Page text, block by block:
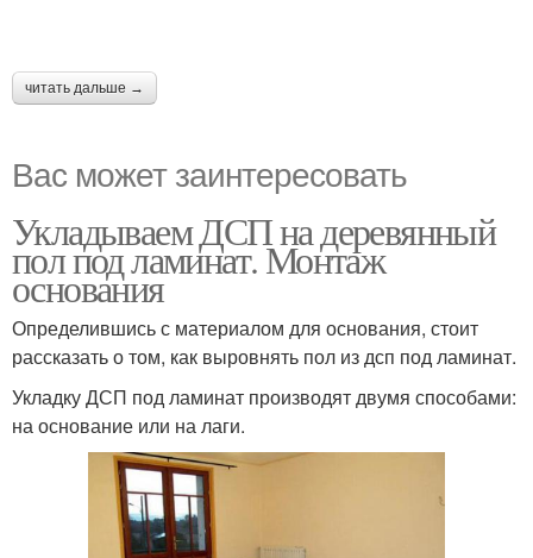
читать дальше →
Вас может заинтересовать
Укладываем ДСП на деревянный
пол под ламинат. Монтаж
основания
Определившись с материалом для основания, стоит
рассказать о том, как выровнять пол из дсп под ламинат.
Укладку ДСП под ламинат производят двумя способами:
на основание или на лаги.